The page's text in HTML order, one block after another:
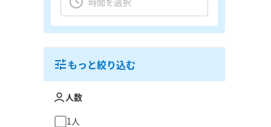
もっと絞り込む
人数
1人